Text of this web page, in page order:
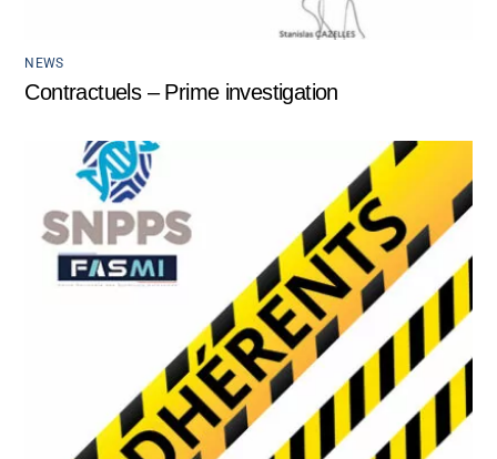
NEWS
Contractuels – Prime investigation